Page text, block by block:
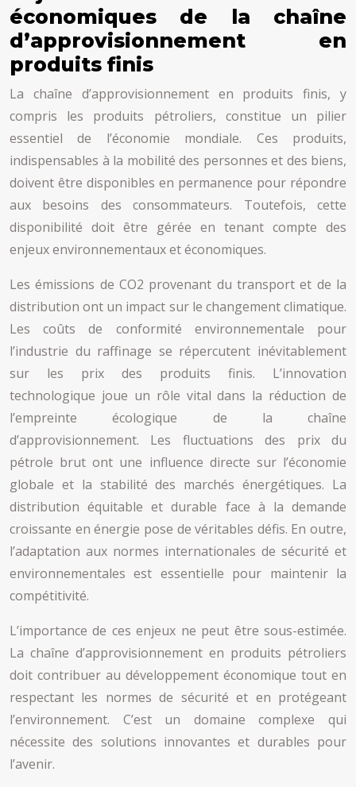
économiques de la chaîne
d’approvisionnement en
produits finis
La chaîne d’approvisionnement en produits finis, y
compris les produits pétroliers, constitue un pilier
essentiel de l’économie mondiale. Ces produits,
indispensables à la mobilité des personnes et des biens,
doivent être disponibles en permanence pour répondre
aux besoins des consommateurs. Toutefois, cette
disponibilité doit être gérée en tenant compte des
enjeux environnementaux et économiques.
Les émissions de CO2 provenant du transport et de la
distribution ont un impact sur le changement climatique.
Les coûts de conformité environnementale pour
l’industrie du raffinage se répercutent inévitablement
sur les prix des produits finis. L’innovation
technologique joue un rôle vital dans la réduction de
l’empreinte écologique de la chaîne
d’approvisionnement. Les fluctuations des prix du
pétrole brut ont une influence directe sur l’économie
globale et la stabilité des marchés énergétiques. La
distribution équitable et durable face à la demande
croissante en énergie pose de véritables défis. En outre,
l’adaptation aux normes internationales de sécurité et
environnementales est essentielle pour maintenir la
compétitivité.
L’importance de ces enjeux ne peut être sous-estimée.
La chaîne d’approvisionnement en produits pétroliers
doit contribuer au développement économique tout en
respectant les normes de sécurité et en protégeant
l’environnement. C’est un domaine complexe qui
nécessite des solutions innovantes et durables pour
l’avenir.